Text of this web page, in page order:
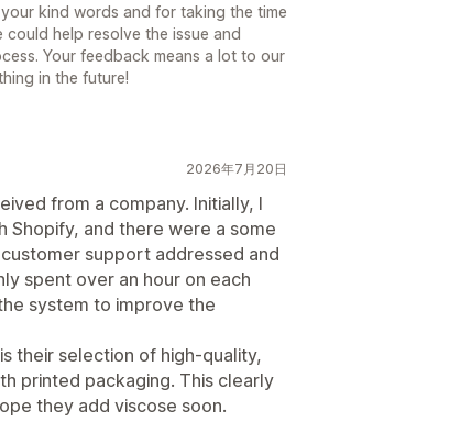
kind words and for taking the time
help resolve the issue and
Your feedback means a lot to our
in the future!
2026年7月20日
from a company. Initially, I
and there were a some
support addressed and
spent over an hour on each
system to improve the
their selection of high-quality,
printed packaging. This clearly
they add viscose soon.